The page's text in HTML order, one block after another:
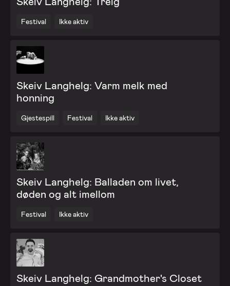
Festival Ikke aktiv
Skeiv Langhelg: Varm melk med
honning
Gjestespill Festival Ikke aktiv
Skeiv Langhelg: Balladen om livet,
døden og alt imellom
Festival Ikke aktiv
Skeiv Langhelg: Grandmother's Closet